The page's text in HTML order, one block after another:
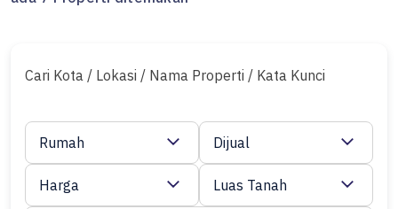
Cari Kota / Lokasi / Nama Properti / Kata Kunci
Rumah Dijual
Harga Luas Tanah